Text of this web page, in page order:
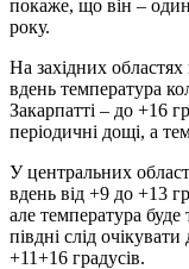
покаже, що він – один
року.
На західних
вдень температура
Закарпатті – до +16
періодичні дощі, а
У центральних
вдень від +9 до +13
але температура
півдні слід
+11+16 градусів.